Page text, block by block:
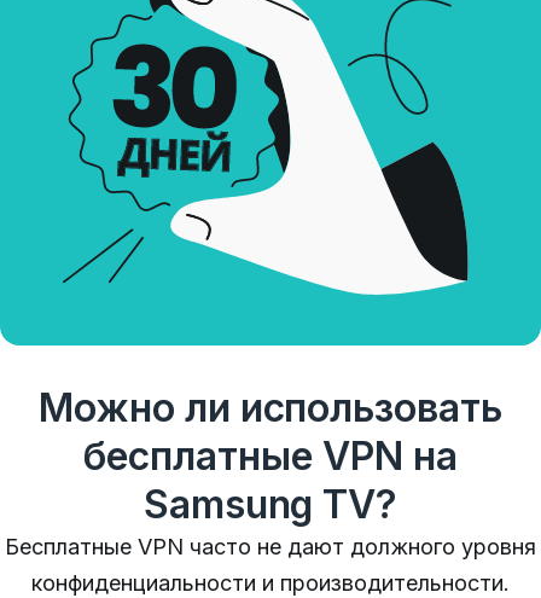
Можно ли использовать
бесплатные VPN на
Samsung TV?
Бесплатные VPN часто не дают должного уровня
конфиденциальности и производительности.